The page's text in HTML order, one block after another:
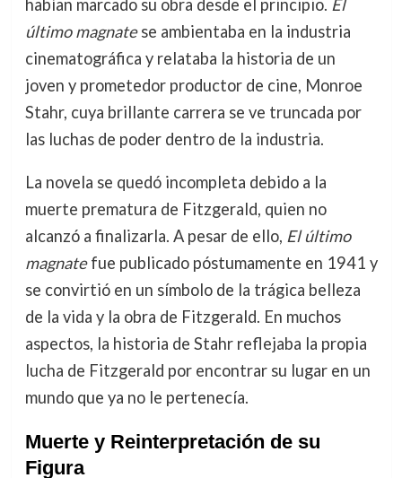
habían marcado su obra desde el principio. El
último magnatese ambientaba en la industria
cinematográfica y relataba la historia de un
joven y prometedor productor de cine, Monroe
Stahr, cuya brillante carrera se ve truncada por
las luchas de poder dentro de la industria.
La novela se quedó incompleta debido a la
muerte prematura de Fitzgerald, quien no
alcanzó a finalizarla. A pesar de ello, El último
magnatefue publicado póstumamente en 1941 y
se convirtió en un símbolo de la trágica belleza
de la vida y la obra de Fitzgerald. En muchos
aspectos, la historia de Stahr reflejaba la propia
lucha de Fitzgerald por encontrar su lugar en un
mundo que ya no le pertenecía.
Muerte y Reinterpretación de su
Figura